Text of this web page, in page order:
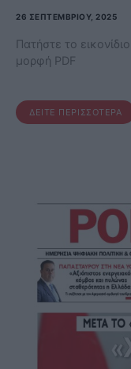
26 ΣΕΠΤΕΜΒΡΊΟΥ, 2025
Πατήστε το
μορφή PDF
ΔΕΊΤΕ ΠΕΡΙΣΣΌΤΕΡΑ